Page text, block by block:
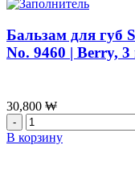
Concentrated
Ginseng
20
мл
Бальзам для губ
No. 9460 | Berry, 3
30,800 ₩
Количество
товара
Бальзам
В корзину